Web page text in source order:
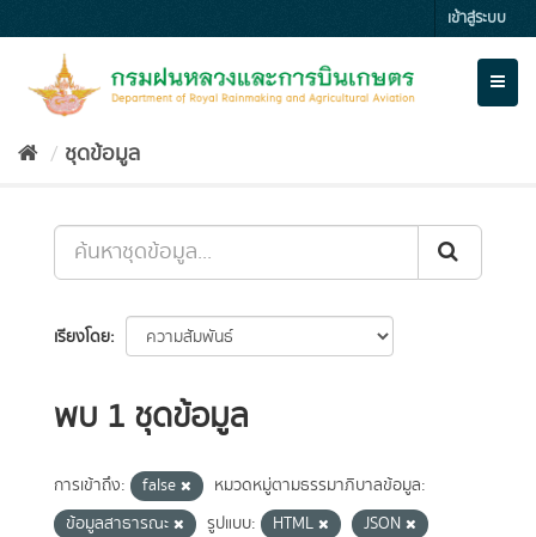
to
เข้าสู่ระบบ
ชุดข้อมูล
เรียงโดย
พบ 1 ชุดข้อมูล
การเข้าถึง: false
หมวดหมู่ตามธรรมาภิบาลข้อมูล:
ข้อมูลสาธารณะ
รูปแบบ: HTML
JSON